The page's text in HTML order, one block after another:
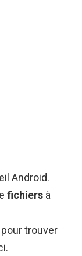
Android.
fichiers à
trouver